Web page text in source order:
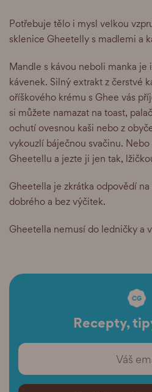
Potřebuje tělo i mysl velkou
sklenice Gheetelly s madlemi a
Mandle s kávou neboli manka
kávenek. Silný extrakt z čerstvé
oříškového krému s Ghee vás
si můžete namazat na toast,
ochutí ovesnou kaši nebo z
vykouzlí báječnou svačinu.
Gheetellu a jezte ji jen tak,
Gheetella je zkrátka odpovědí
dobrého a bez výčitek.
Gheetella nemusí do ledničky a
Recepty,